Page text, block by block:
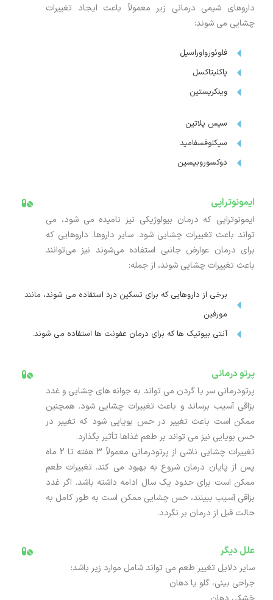
داروهای شیمی درمانی زیر معمولاً باعث ایجاد تغییرات
چشایی می شوند:
فلوئورواوراسیل
پاکلیتاکسل
وینکریستین
سیس پلاتین
سیکلوفسفامید
دوکسوروبیسین
ایمونوتراپی
ایمونوتراپی که درمان بیولوژیکی نیز نامیده می شود، می
تواند باعث تغییرات چشایی شود. سایر داروها. داروهایی که
برای درمان عوارض جانبی استفاده می‌شوند نیز می‌توانند
باعث تغییرات چشایی شوند، از جمله:
برخی از داروهایی که برای تسکین درد استفاده می شوند، مانند
مورفین
آنتی بیوتیک ها که برای درمان عفونت ها استفاده می شوند.
پرتو درمانی
پرتودرمانی سر یا گردن می تواند به جوانه های چشایی و غدد
بزاقی آسیب برساند و باعث تغییرات چشایی شود. همچنین
ممکن است باعث تغییر در حس بویایی شود که تغییر در
حس بویایی نیز می تواند بر طعم غذاها تأثیر بگذارد.
تغییرات چشایی ناشی از پرتودرمانی معمولاً 3 هفته تا 2 ماه
پس از پایان درمان شروع به بهبود می کند. تغییرات طعم
ممکن است برای حدود یک سال ادامه داشته باشد. اگر غدد
بزاقی آسیب ببینند، حس چشایی ممکن است به طور کامل به
حالت قبل از درمان بر نگردد.
علل دیگر
سایر دلایل تغییر طعم می تواند شامل موارد زیر باشد:
جراحی بینی، گلو یا دهان